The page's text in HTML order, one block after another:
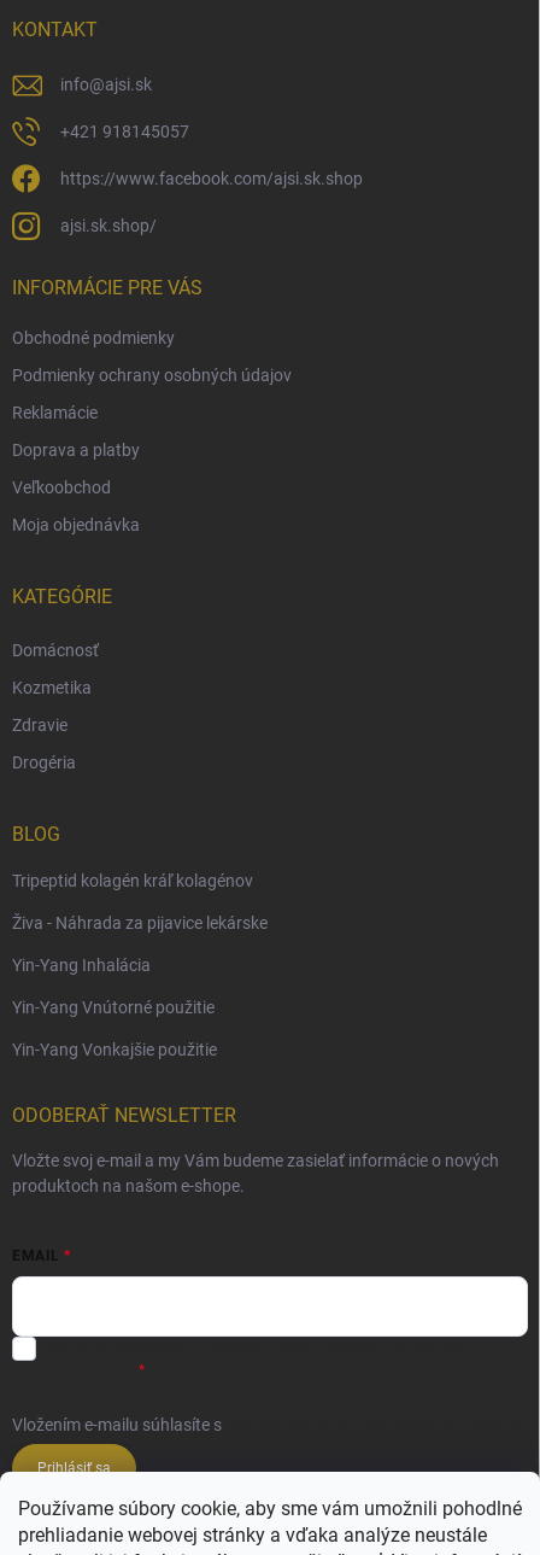
Používame súbory cookie, aby sme vám umožnili pohodlné
prehliadanie webovej stránky a vďaka analýze neustále
KONTAKT
info@ajsi.sk
+421 918145057
https://www.facebook.com/ajsi.sk.shop
ajsi.sk.shop/
INFORMÁCIE PRE VÁS
Obchodné podmienky
Podmienky ochrany osobných údajov
Reklamácie
Doprava a platby
Veľkoobchod
Moja objednávka
KATEGÓRIE
Domácnosť
Kozmetika
Zdravie
Drogéria
BLOG
Tripeptid kolagén kráľ kolagénov
Živa - Náhrada za pijavice lekárske
Yin-Yang Inhalácia
Yin-Yang Vnútorné použitie
Yin-Yang Vonkajšie použitie
ODOBERAŤ NEWSLETTER
Vložte svoj e-mail a my Vám budeme zasielať informácie o nových
produktoch na našom e-shope.
EMAIL
Vložením e-mailu súhlasíte s
Prihlásiť sa